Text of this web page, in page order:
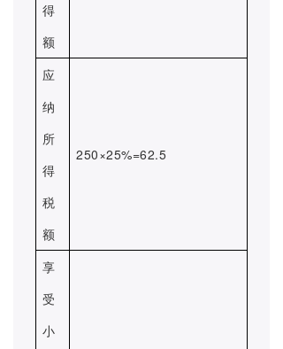
得
额
应
纳
所
得
税
额
250×25%=62.5
享
受
小